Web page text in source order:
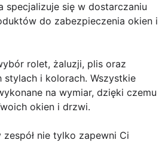
specjalizuje się w dostarczaniu
do zabezpieczenia okien i
rolet, żaluzji, plis oraz
i kolorach. Wszystkie
na wymiar, dzięki czemu
okien i drzwi.
nie tylko zapewni Ci